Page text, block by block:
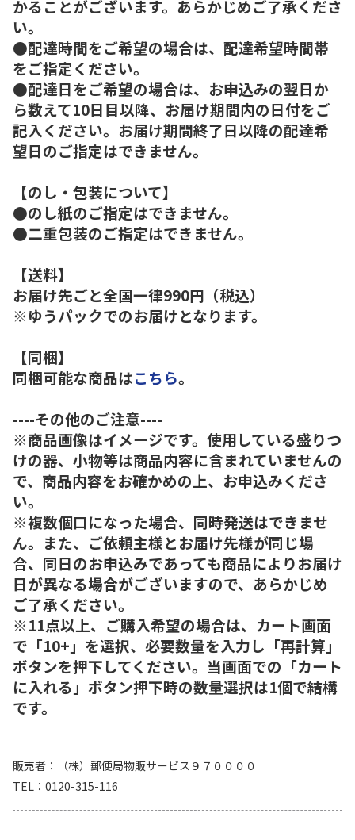
かることがございます。あらかじめご了承くださ
い。
●配達時間をご希望の場合は、配達希望時間帯
をご指定ください。
●配達日をご希望の場合は、お申込みの翌日か
ら数えて10日目以降、お届け期間内の日付をご
記入ください。お届け期間終了日以降の配達希
望日のご指定はできません。
【のし・包装について】
●のし紙のご指定はできません。
●二重包装のご指定はできません。
【送料】
お届け先ごと全国一律990円（税込）
※ゆうパックでのお届けとなります。
【同梱】
同梱可能な商品はこちら。
----その他のご注意----
※商品画像はイメージです。使用している盛りつ
けの器、小物等は商品内容に含まれていませんの
で、商品内容をお確かめの上、お申込みくださ
い。
※複数個口になった場合、同時発送はできませ
ん。また、ご依頼主様とお届け先様が同じ場
合、同日のお申込みであっても商品によりお届け
日が異なる場合がございますので、あらかじめ
ご了承ください。
※11点以上、ご購入希望の場合は、カート画面
で「10+」を選択、必要数量を入力し「再計算」
ボタンを押下してください。当画面での「カート
に入れる」ボタン押下時の数量選択は1個で結構
です。
販売者
（株）郵便局物販サービス９７００００
TEL
0120-315-116